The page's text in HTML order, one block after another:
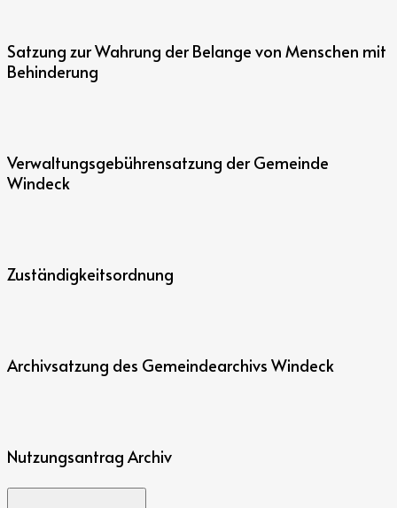
Satzung zur Wahrung der Belange von Menschen mit
Behinderung
Verwaltungsgebührensatzung der Gemeinde
Windeck
Zuständigkeitsordnung
Archivsatzung des Gemeindearchivs Windeck
Nutzungsantrag Archiv